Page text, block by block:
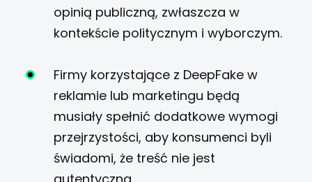
opinią publiczną, zwłaszcza w
kontekście politycznym i wyborczym.
Firmy korzystające z DeepFake w
reklamie lub marketingu będą
musiały spełnić dodatkowe wymogi
przejrzystości, aby konsumenci byli
świadomi, że treść nie jest